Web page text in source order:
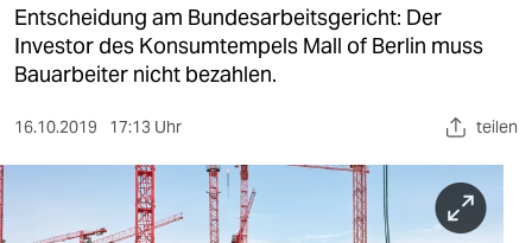
gesellschaft
sport
Entscheidung am Bundesarbeitsgericht: Der
Investor des Konsumtempels Mall of Berlin muss
Bauarbeiter nicht bezahlen.
16.10.2019 17:13 Uhr teilen